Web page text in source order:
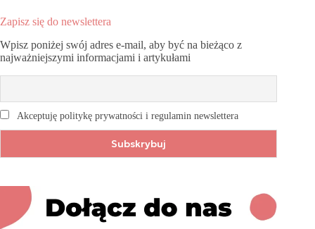
Zapisz się do newslettera
Wpisz poniżej swój adres e-mail, aby być na bieżąco z
najważniejszymi informacjami i artykułami
Akceptuję politykę prywatności i regulamin newslettera